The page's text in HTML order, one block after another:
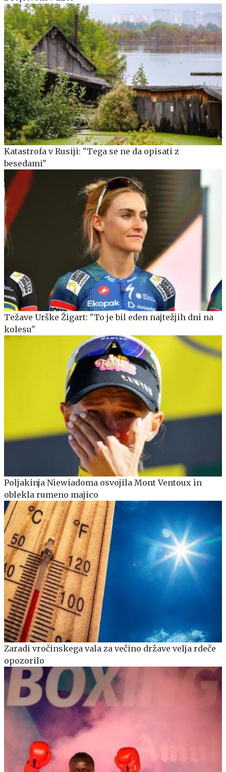
Katastrofa v Rusiji: "Tega se ne da opisati z
besedami"
Težave Urške Žigart: "To je bil eden najtežjih dni na
kolesu"
Poljakinja Niewiadoma osvojila Mont Ventoux in
oblekla rumeno majico
Zaradi vročinskega vala za večino države velja rdeče
opozorilo